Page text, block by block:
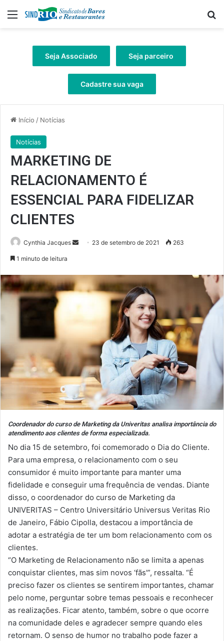
Menu
Seja Associado Seja parceiro
Cadastre sua vaga
Início / Notícias
Notícias
MARKETING DE
RELACIONAMENTO É
ESSENCIAL PARA FIDELIZAR
CLIENTES
Cynthia Jacques
Mande23 de setembro de 2021 263
1 minuto de leitura
Coordenador do curso de Marketing da Univeritas analisa importância do
atendimento aos clientes de forma especializada.
No dia 15 de setembro, foi comemorado o Dia do Cliente.
Para uma empresa, o relacionamento com o seu
consumidor é muito importante para manter uma
fidelidade e conseguir uma frequência de vendas. Diante
disso, o coordenador do curso de Marketing da
UNIVERITAS – Centro Universitário Universus Veritas Rio
de Janeiro, Fábio Cipolla, destacou a importância de
adotar a estratégia de ter um bom relacionamento com os
clientes.
“O Marketing de Relacionamento não se limita a apenas
conquistar clientes, mas sim novos ‘fãs'”, ressalta. “É
preciso fazer os clientes se sentirem importantes, chamar
pelo nome, perguntar sobre temas pessoais e reconhecer
as realizações. Ficar atento, também, sobre o que ocorre
na comunidade deles e agradecer sempre quando eles
retornam. O senso de humor no trabalho pode fazer a